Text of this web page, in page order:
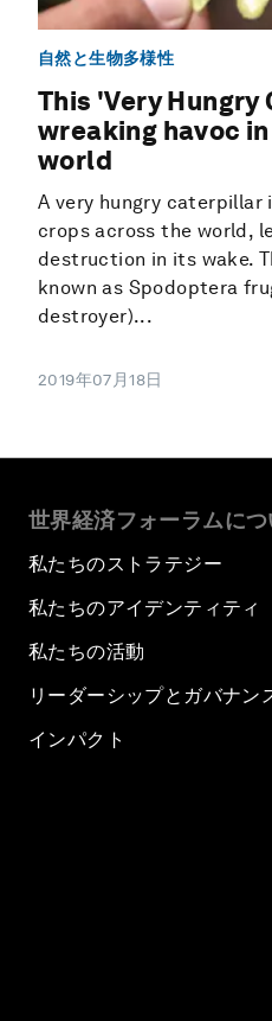
自然と生物多様性
This 'Very
wreaking havoc
world
A very hungry caterpillar
crops across the world,
destruction in its wake.
known as Spodoptera
destroyer)...
2019年07月18日
世界経済フォーラムにつ
私たちのストラテジー
私たちのアイデンティティ
私たちの活動
リーダーシップとガバナン
インパクト